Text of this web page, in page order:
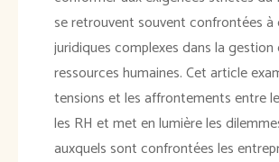
se retrouvent souvent confrontées à
juridiques complexes dans la gestion
ressources humaines. Cet article
tensions et les affrontements entre
les RH et met en lumière les
auxquels sont confrontées les